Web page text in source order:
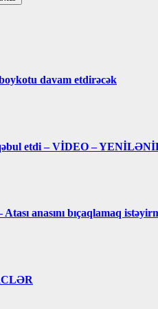
davam etdirəcək
etdi – VİDEO –
anasını bıçaqlamaq